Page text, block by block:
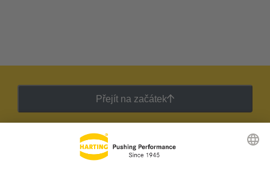
Přejít na začátek
Zpravodaj HARTING